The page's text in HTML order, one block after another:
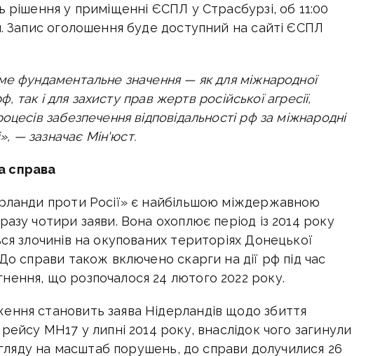
рішення у приміщенні ЄСПЛ у Страсбурзі, об 11:00
Запис оголошення буде доступний на сайті ЄСПЛ
фундаментальне значення — як для міжнародної
так і для захисту прав жертв російської агресії,
забезпечення відповідальності рф за міжнародні
— зазначає Мін'юст.
справа
проти Росії» є найбільшою міждержавною
чотири заяви. Вона охоплює період із 2014 року
злочинів на окупованих територіях Донецької
справи також включено скарги на дії рф під час
що розпочалося 24 лютого 2022 року.
становить заява Нідерландів щодо збиття
MH17 у липні 2014 року, внаслідок чого загинули
на масштаб порушень, до справи долучилися 26